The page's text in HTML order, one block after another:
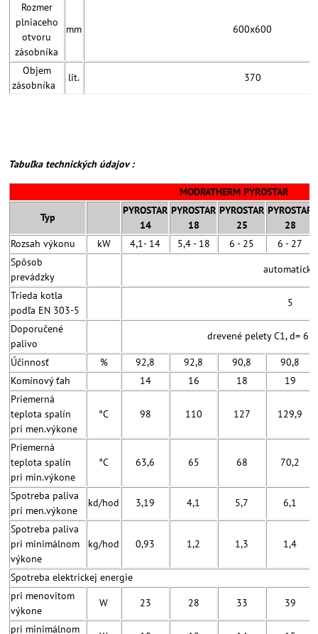
Rozmer
plniaceho
otvoru
zásobníka
mm 600x600
Objem
zásobníka
lit. 370
Tabuľka technických údajov :
MODRATHERM PYROSTAR
Typ
PYROSTAR
14
PYROSTAR
18
PYROSTAR
25
PYROSTAR
28
Rozsah výkonu kW 4,1- 14 5,4 - 18 6 - 25
6 - 27
Spôsob
prevádzky
automatické
Trieda kotla
podľa EN 303-5
5
Doporučené
palivo
drevené pelety C1, d= 6
Účinnosť % 92,8 92,8 90,8
90,8
Komínový ťah
14 16 18
19
Priemerná
teplota spalín
pri men.výkone
°C 98 110 127 129,9
Priemerná
teplota spalín
pri min.výkone
°C 63,6 65 68 70,2
Spotreba paliva
pri men.výkone
kd/hod 3,19 4,1 5,7 6,1
Spotreba paliva
pri minimálnom
výkone
kg/hod 0,93 1,2 1,3 1,4
Spotreba elektrickej energie
pri menovitom
výkone
W 23 28 33 39
pri minimálnom